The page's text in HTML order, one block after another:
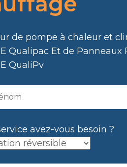
de pompe à chaleur et
Qualipac Et de
QualiPv
avez-vous besoin ?